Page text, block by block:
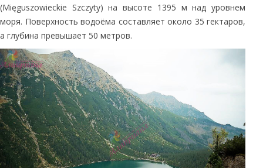
(Mięguszowieckie Szczyty) на высоте 1395 м над уровнем
моря. Поверхность водоёма составляет около 35 гектаров,
а глубина превышает 50 метров.